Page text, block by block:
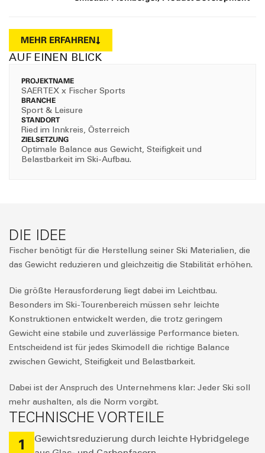
MEHR ERFAHREN
AUF EINEN BLICK
PROJEKTNAME
SAERTEX x Fischer Sports
BRANCHE
Sport & Leisure
STANDORT
Ried im Innkreis, Österreich
ZIELSETZUNG
Optimale Balance aus Gewicht, Steifigkeit und
Belastbarkeit im Ski-Aufbau.
DIE IDEE
Fischer benötigt für die Herstellung seiner Ski Materialien, die
das Gewicht reduzieren und gleichzeitig die Stabilität erhöhen.
Die größte Herausforderung liegt dabei im Leichtbau.
Besonders im Ski-Tourenbereich müssen sehr leichte
Konstruktionen entwickelt werden, die trotz geringem
Gewicht eine stabile und zuverlässige Performance bieten.
Entscheidend ist für jedes Skimodell die richtige Balance
zwischen Gewicht, Steifigkeit und Belastbarkeit.
Dabei ist der Anspruch des Unternehmens klar: Jeder Ski soll
mehr aushalten, als die Norm vorgibt.
TECHNISCHE VORTEILE
1
Gewichtsreduzierung durch leichte Hybridgelege